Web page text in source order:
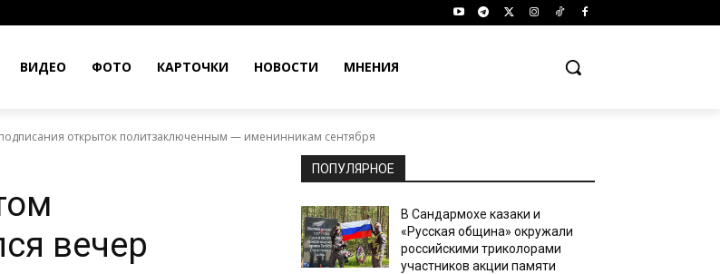
ВИДЕО ФОТО КАРТОЧКИ НОВОСТИ МНЕНИЯ
открыток политзаключенным — именинникам сентября
вечер
ПОПУЛЯРНОЕ
В Сандармохе казаки и
«Русская община» окружали
российскими триколорами
участников акции памяти